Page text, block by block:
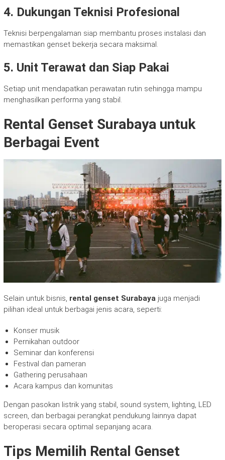
4. Dukungan Teknisi Profesional
Teknisi berpengalaman siap membantu proses instalasi dan
memastikan genset bekerja secara maksimal.
5. Unit Terawat dan Siap Pakai
Setiap unit mendapatkan perawatan rutin sehingga mampu
menghasilkan performa yang stabil.
Rental Genset Surabaya untuk
Berbagai Event
Selain untuk bisnis, rental genset Surabayajuga menjadi
pilihan ideal untuk berbagai jenis acara, seperti:
Konser musik
Pernikahan outdoor
Seminar dan konferensi
Festival dan pameran
Gathering perusahaan
Acara kampus dan komunitas
Dengan pasokan listrik yang stabil, sound system, lighting, LED
screen, dan berbagai perangkat pendukung lainnya dapat
beroperasi secara optimal sepanjang acara.
Tips Memilih Rental Genset